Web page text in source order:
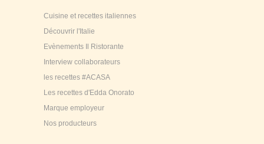
Cuisine et recettes italiennes
Découvrir l'Italie
Evènements Il Ristorante
Interview collaborateurs
les recettes #ACASA
Les recettes d'Edda Onorato
Marque employeur
Nos producteurs